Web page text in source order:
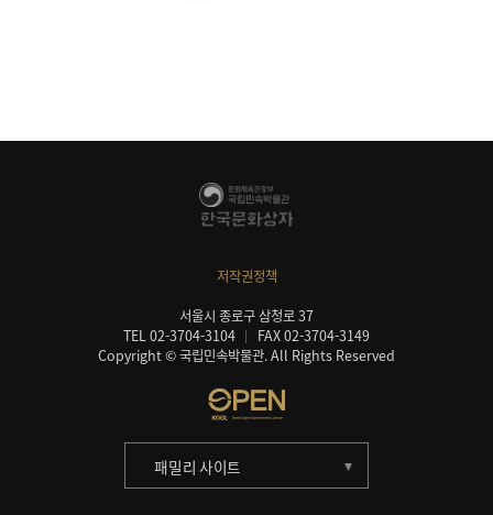
저작권정책
서울시 종로구 삼청로 37
TEL 02-3704-3104
FAX 02-3704-3149
Copyright © 국립민속박물관. All Rights Reserved
패밀리 사이트